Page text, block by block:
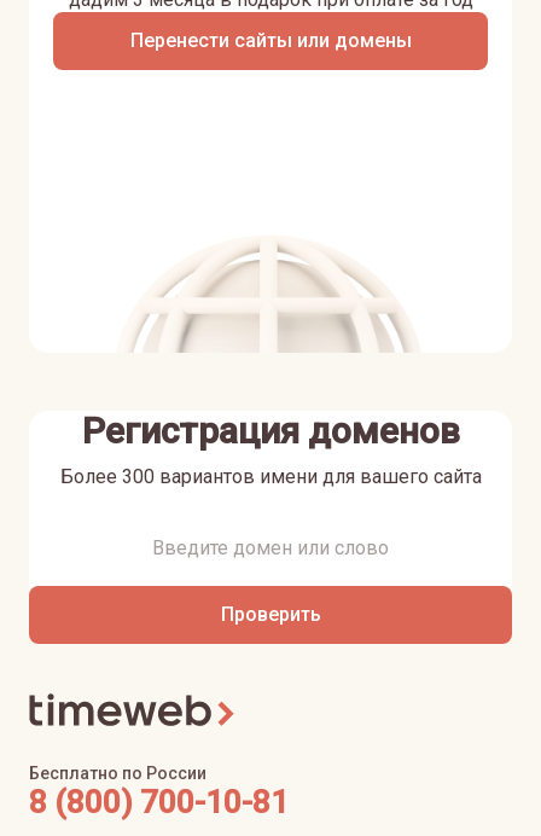
Перенести сайты или домены
Регистрация доменов
Более 300 вариантов имени для вашего сайта
Проверить
Бесплатно по России
8 (800) 700-10-81